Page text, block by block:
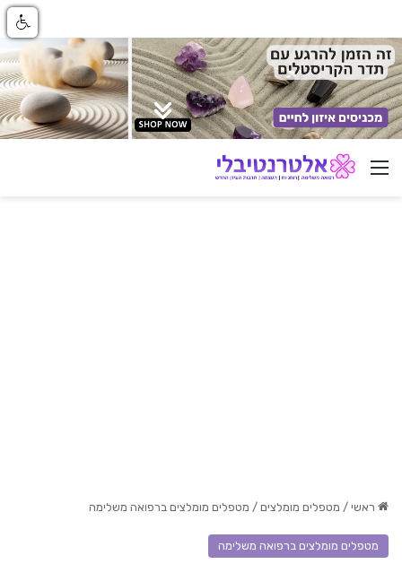
ניווט באתר
ראשי / מטפלים מומלצים / מטפלים מומלצים ברפואה משלימה
מטפלים מומלצים ברפואה משלימה